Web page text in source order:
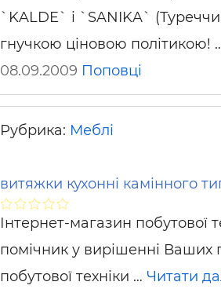
`KALDE` і `SANIKA`
гнучкою ціновою політикою!
08.09.2009 Поповці
Рубрика: Меблі
витяжки кухонні камінного
Інтернет-магазин побутової
помічник у вирішенні Ваших
побутової техніки … Читати